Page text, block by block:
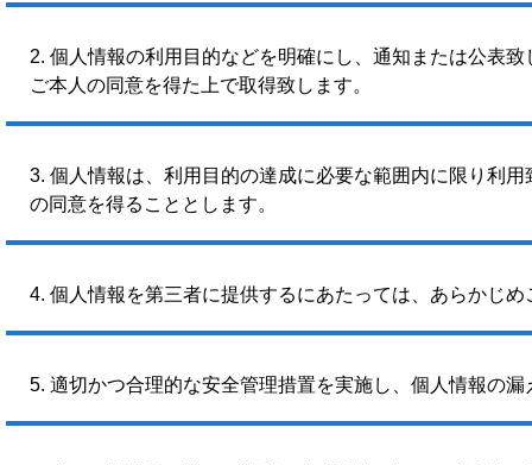
2. 個人情報の利用目的などを明確にし、通知または公表
ご本人の同意を得た上で取得致します。
3. 個人情報は、利用目的の達成に必要な範囲内に限り利
の同意を得ることとします。
4. 個人情報を第三者に提供するにあたっては、あらかじ
5. 適切かつ合理的な安全管理措置を実施し、個人情報の